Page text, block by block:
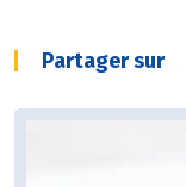
Partager sur